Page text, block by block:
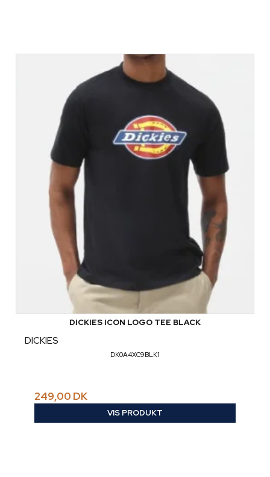
DICKIES ICON LOGO TEE BLACK
DICKIES
DK0A4XC9BLK1
249,00 DK
VIS PRODUKT